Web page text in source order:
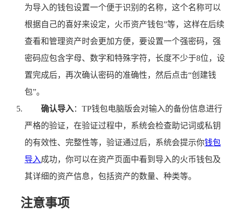
为导入的钱包设置一个便于识别的名称，这个名称可以
根据自己的喜好来设定，火币资产钱包”等，这样在后续
查看和管理资产时会更加方便，要设置一个强密码，强
密码应包含字母、数字和特殊字符，长度不少于8位，设
置完成后，再次确认密码的准确性，然后点击“创建钱
包”。
确认导入：TP钱包电脑版会对输入的备份信息进行
严格的验证，在验证过程中，系统会检查助记词或私钥
的有效性、完整性等，验证通过后，系统会提示你钱包
导入成功，你可以在资产页面中看到导入的火币钱包及
其详细的资产信息，包括资产的数量、种类等。
注意事项